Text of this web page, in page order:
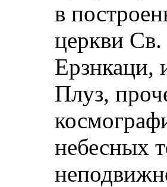
в
церкви Св.
Ерзнкаци,
Плуз,
небесных